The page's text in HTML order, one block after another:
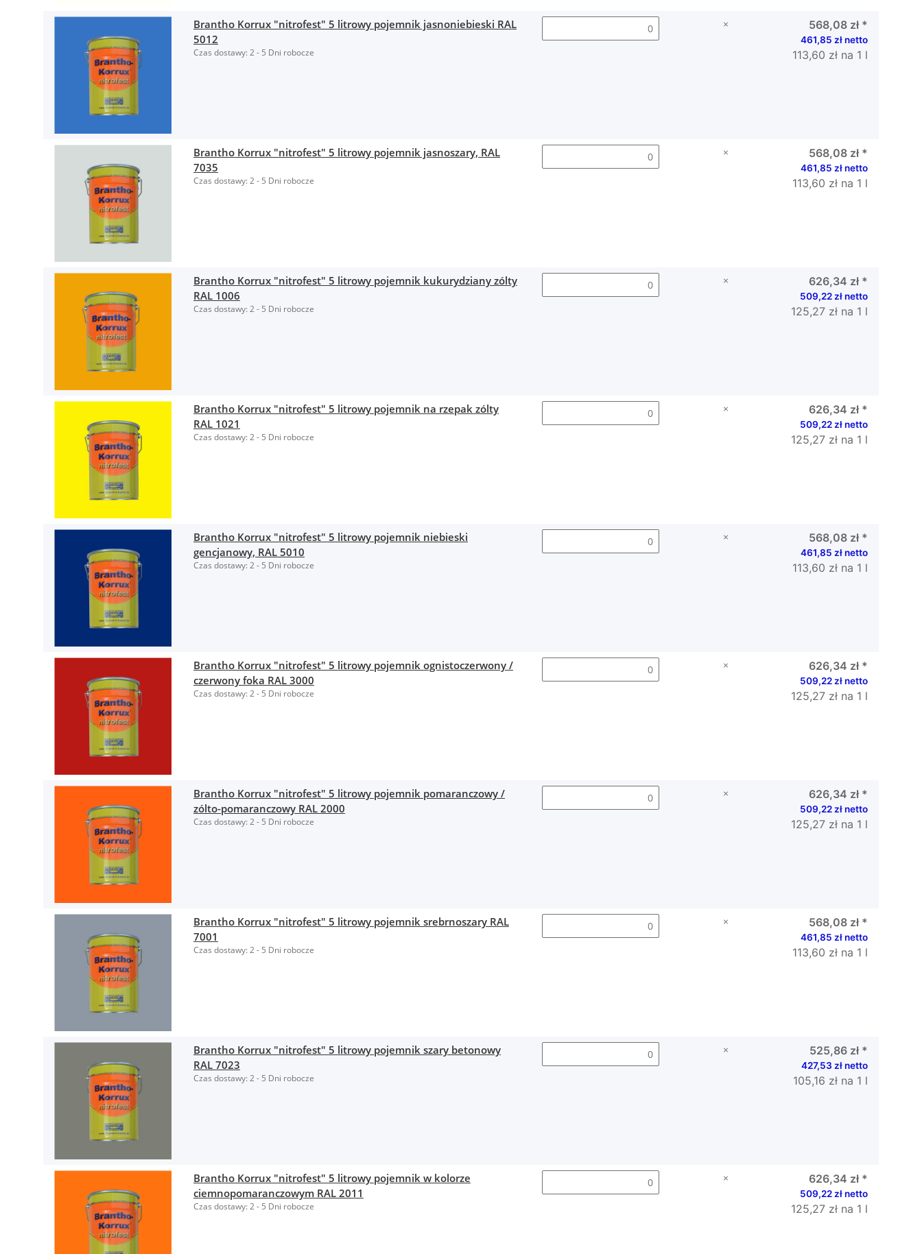
Brantho Korrux "nitrofest" 5 litrowy pojemnik jasnoniebieski RAL
5012
Czas dostawy:2 - 5 Dni robocze
× 568,08 zł *
461,85 zł netto
113,60 zł na 1 l
Brantho Korrux "nitrofest" 5 litrowy pojemnik jasnoszary, RAL
7035
Czas dostawy:2 - 5 Dni robocze
× 568,08 zł *
461,85 zł netto
113,60 zł na 1 l
Brantho Korrux "nitrofest" 5 litrowy pojemnik kukurydziany zólty
RAL 1006
Czas dostawy:2 - 5 Dni robocze
× 626,34 zł *
509,22 zł netto
125,27 zł na 1 l
Brantho Korrux "nitrofest" 5 litrowy pojemnik na rzepak zólty
RAL 1021
Czas dostawy:2 - 5 Dni robocze
× 626,34 zł *
509,22 zł netto
125,27 zł na 1 l
Brantho Korrux "nitrofest" 5 litrowy pojemnik niebieski
gencjanowy, RAL 5010
Czas dostawy:2 - 5 Dni robocze
× 568,08 zł *
461,85 zł netto
113,60 zł na 1 l
Brantho Korrux "nitrofest" 5 litrowy pojemnik ognistoczerwony /
czerwony foka RAL 3000
Czas dostawy:2 - 5 Dni robocze
× 626,34 zł *
509,22 zł netto
125,27 zł na 1 l
Brantho Korrux "nitrofest" 5 litrowy pojemnik pomaranczowy /
zólto-pomaranczowy RAL 2000
Czas dostawy:2 - 5 Dni robocze
× 626,34 zł *
509,22 zł netto
125,27 zł na 1 l
Brantho Korrux "nitrofest" 5 litrowy pojemnik srebrnoszary RAL
7001
Czas dostawy:2 - 5 Dni robocze
× 568,08 zł *
461,85 zł netto
113,60 zł na 1 l
Brantho Korrux "nitrofest" 5 litrowy pojemnik szary betonowy
RAL 7023
Czas dostawy:2 - 5 Dni robocze
× 525,86 zł *
427,53 zł netto
105,16 zł na 1 l
Brantho Korrux "nitrofest" 5 litrowy pojemnik w kolorze
ciemnopomaranczowym RAL 2011
Czas dostawy:2 - 5 Dni robocze
× 626,34 zł *
509,22 zł netto
125,27 zł na 1 l